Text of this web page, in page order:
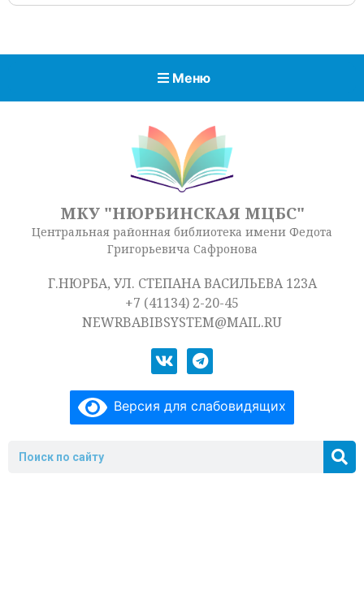
Меню
МКУ "НЮРБИНСКАЯ МЦБС"
Центральная районная библиотека имени Федота
Григорьевича Сафронова
Г.НЮРБА, УЛ. СТЕПАНА ВАСИЛЬЕВА 123А
+7 (41134) 2-20-45
NEWRBABIBSYSTEM@MAIL.RU
Версия для слабовидящих